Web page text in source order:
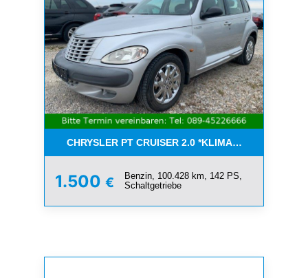
CHRYSLER PT CRUISER 2.0
1.500 €
Benzin, 100.428 km, 142 PS,
Schaltgetriebe